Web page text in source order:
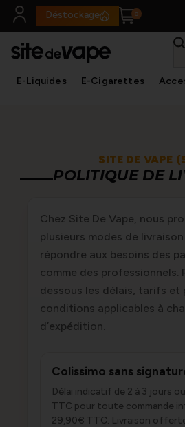
Panneau de gestion des cookies
Déstockage
E-Liquides E-Cigarettes
SITE DE VAPE
POLITIQUE DE
Chez Site De Vape, nous
plusieurs modes de
répondre aux besoins des
comme des professionnels.
dessous les délais, tarifs et
conditions applicables à
d’expédition.
Colissimo sans
Délai indicatif de 2 à 3 jours
TTC pour toute commande
29,90€ TTC. Livraison